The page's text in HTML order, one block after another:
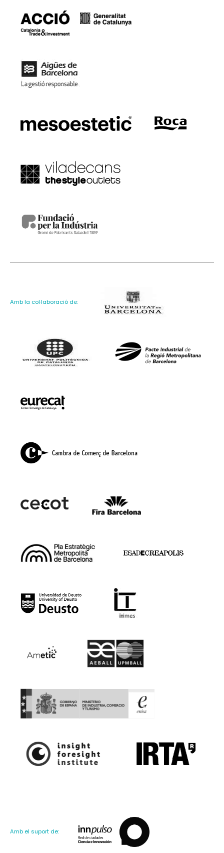
Amb la col·laboració de:
Amb el suport de: